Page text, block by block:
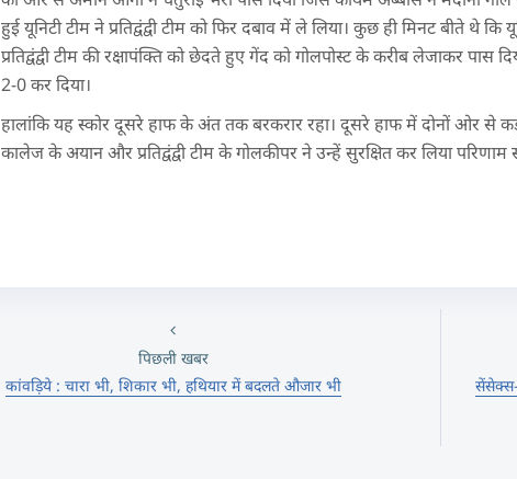
हुई यूनिटी टीम ने प्रतिद्वंद्वी टीम को फिर दबाव में ले लिया। कुछ ही मिनट बीते
प्रतिद्वंद्वी टीम की रक्षापंक्ति को छेदते हुए गेंद को गोलपोस्ट के करीब लेजाकर
2-0 कर दिया।
हालांकि यह स्कोर दूसरे हाफ के अंत तक बरकरार रहा। दूसरे हाफ में दोनों ओर से
कालेज के अयान और प्रतिद्वंद्वी टीम के गोलकीपर ने उन्हें सुरक्षित कर लिया
पिछली खबर
कांवड़िये : चारा भी, शिकार भी, हथियार में बदलते औजार भी